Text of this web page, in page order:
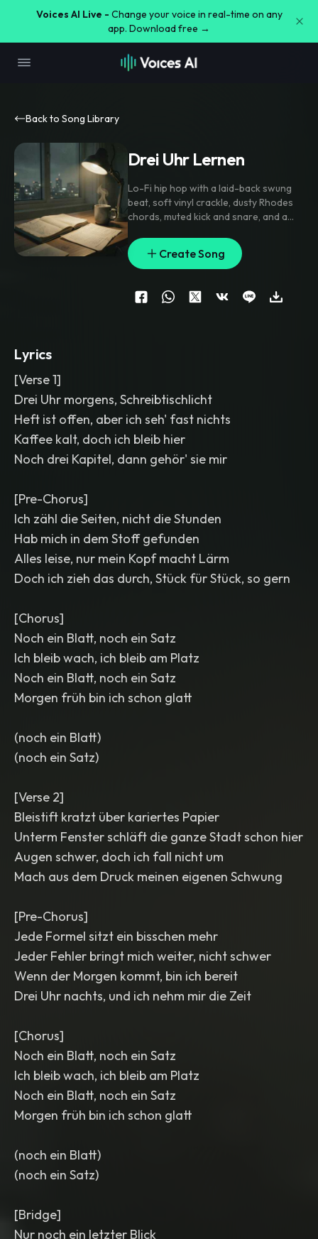
Voices AI Live - Change your voice in real-time on any
app. Download free →
Back to Song Library
Drei Uhr Lernen
Lo-Fi hip hop with a laid-back swung
beat, soft vinyl crackle, dusty Rhodes
chords, muted kick and snare, and a
with close-mic vocal lines
opens with filtered pads and tape
stops,chorus lands on a warm
repeatable hook with stacked doubles
tiny bell tinkles and reversed swells
Create Song
Lyrics
[Verse 1]
Drei Uhr morgens, Schreibtischlicht
Heft ist offen, aber ich seh' fast nichts
Kaffee kalt, doch ich bleib hier
Noch drei Kapitel, dann gehör' sie mir
[Pre-Chorus]
Ich zähl die Seiten, nicht die Stunden
Hab mich in dem Stoff gefunden
Alles leise, nur mein Kopf macht Lärm
Doch ich zieh das durch, Stück für Stück, so gern
[Chorus]
Noch ein Blatt, noch ein Satz
Ich bleib wach, ich bleib am Platz
Noch ein Blatt, noch ein Satz
Morgen früh bin ich schon glatt
(noch ein Blatt)
(noch ein Satz)
[Verse 2]
Bleistift kratzt über kariertes Papier
Unterm Fenster schläft die ganze Stadt schon hier
Augen schwer, doch ich fall nicht um
Mach aus dem Druck meinen eigenen Schwung
[Pre-Chorus]
Jede Formel sitzt ein bisschen mehr
Jeder Fehler bringt mich weiter, nicht schwer
Wenn der Morgen kommt, bin ich bereit
Drei Uhr nachts, und ich nehm mir die Zeit
[Chorus]
Noch ein Blatt, noch ein Satz
Ich bleib wach, ich bleib am Platz
Noch ein Blatt, noch ein Satz
Morgen früh bin ich schon glatt
(noch ein Blatt)
(noch ein Satz)
[Bridge]
Nur noch ein letzter Blick